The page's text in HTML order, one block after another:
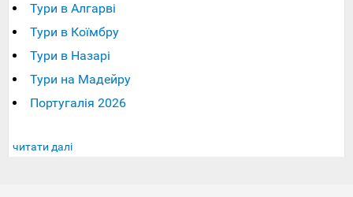
Тури в Алгарві
Тури в Коїмбру
Тури в Назарі
Тури на Мадейру
Португалія 2026
читати далі